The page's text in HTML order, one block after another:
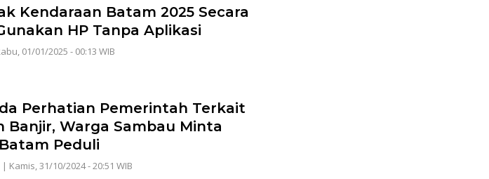
Kendaraan Batam 2025 Secara
HP Tanpa Aplikasi
01/01/2025 - 00:13 WIB
Perhatian Pemerintah Terkait
Banjir, Warga Sambau Minta
Peduli
| Kamis, 31/10/2024 - 20:51 WIB